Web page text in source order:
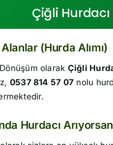
Çiğli
(Hurda Alımı)
olarak Çiğli
0537 814 57 07 nolu
Hurdacı